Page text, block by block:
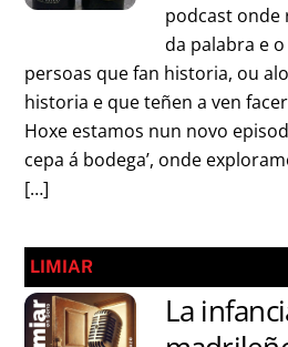
podcast onde
da palabra e
persoas que fan historia, ou
historia e que teñen a ven
Hoxe estamos nun novo
cepa á bodega’, onde
[…]
LIMIAR
La